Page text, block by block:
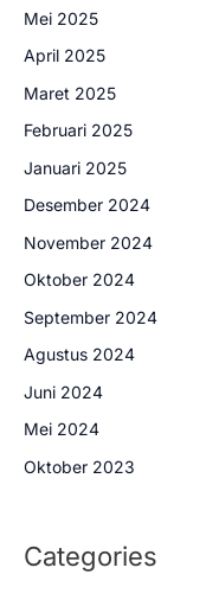
Mei 2025
April 2025
Maret 2025
Februari 2025
Januari 2025
Desember 2024
November 2024
Oktober 2024
September 2024
Agustus 2024
Juni 2024
Mei 2024
Oktober 2023
Categories